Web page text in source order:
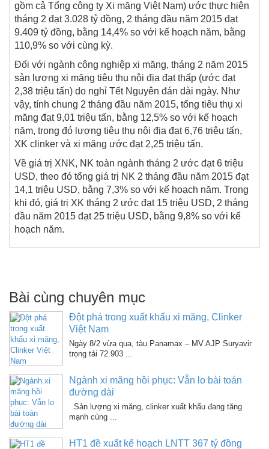
gồm cả Tổng công ty Xi măng Việt Nam) ước thực hiện
tháng 2 đạt 3.028 tỷ đồng, 2 tháng đầu năm 2015 đạt
9.409 tỷ đồng, bằng 14,4% so với kế hoạch năm, bằng
110,9% so với cùng kỳ.
Đối với ngành công nghiệp xi măng, tháng 2 năm 2015
sản lượng xi măng tiêu thụ nội địa đạt thấp (ước đạt
2,38 triệu tấn) do nghỉ Tết Nguyên đán dài ngày. Như
vậy, tính chung 2 tháng đầu năm 2015, tổng tiêu thụ xi
măng đạt 9,01 triệu tấn, bằng 12,5% so với kế hoạch
năm, trong đó lượng tiêu thụ nội địa đạt 6,76 triệu tấn,
XK clinker và xi măng ước đạt 2,25 triệu tấn.
Về giá trị XNK, NK toàn ngành tháng 2 ước đạt 6 triệu
USD, theo đó tổng giá trị NK 2 tháng đầu năm 2015 đạt
14,1 triệu USD, bằng 7,3% so với kế hoạch năm. Trong
khi đó, giá trị XK tháng 2 ước đạt 15 triệu USD, 2 tháng
đầu năm 2015 đạt 25 triệu USD, bằng 9,8% so với kế
hoạch năm.
Bài cùng chuyên mục
Đột phá trong xuất khẩu xi măng, Clinker
Việt Nam
Ngày 8/2 vừa qua, tàu Panamax – MV.AJP Suryavir
trọng tải 72.903 ...
Ngành xi măng hồi phục: Vẫn lo bài toán
đường dài
Sản lượng xi măng, clinker xuất khẩu đang tăng
mạnh cùng ...
HT1 đề xuất kế hoạch LNTT 367 tỷ đồng